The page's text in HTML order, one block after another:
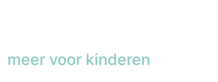
meer voor kinderen